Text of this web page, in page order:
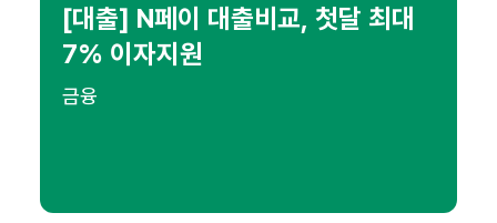
[대출] N페이 대출비교, 첫달 최대
7% 이자지원
금융